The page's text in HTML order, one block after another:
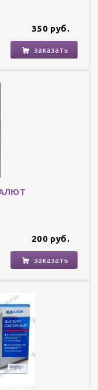
350 руб.
заказать
200 руб.
заказать